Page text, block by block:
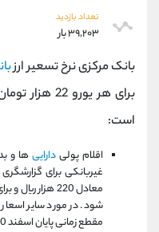
تعداد بازدید
۳۹,۲۰۳ بار
بانک مرکزی نرخ تسعیر ارز
برای هر یورو
است:
اقلام پولیداراییها و
شود. در مورد سایر اسعار
مقطع زمانی پایان اسفند 1400 عمل شود.
اطلاعات تماس (دفتر فروش)
تلفن
بدون پیش شماره
اینستاگرام
کانال بله